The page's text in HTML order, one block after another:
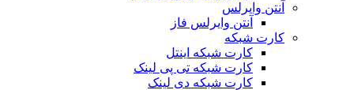
آنتن وایرلس
آنتن وایرلس فاز
کارت شبکه
کارت شبکه اینتل
کارت شبکه تی پی لینک
کارت شبکه دی لینک